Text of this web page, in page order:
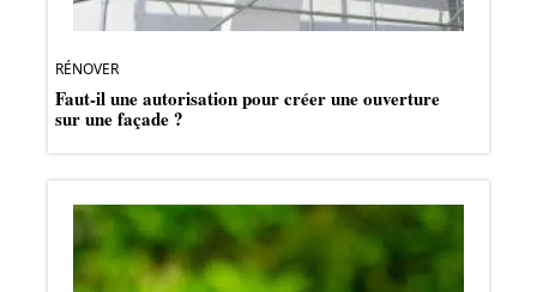
RÉNOVER
Faut-il une autorisation pour créer une ouverture
sur une façade ?